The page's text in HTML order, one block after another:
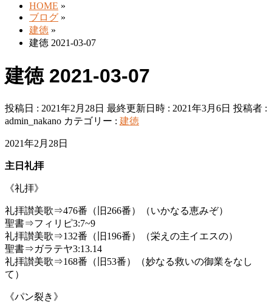
HOME »
ブログ »
建徳 »
建徳 2021-03-07
建徳 2021-03-07
投稿日 : 2021年2月28日 最終更新日時 : 2021年3月6日 投稿者 :
admin_nakano カテゴリー : 建徳
2021年2月28日
主日礼拝
《礼拝》
礼拝讃美歌⇒476番（旧266番）（いかなる恵みぞ）
聖書⇒フィリピ3:7~9
礼拝讃美歌⇒132番（旧196番）（栄えの主イエスの）
聖書⇒ガラテヤ3:13.14
礼拝讃美歌⇒168番（旧53番）（妙なる救いの御業をなし
て）
《パン裂き》